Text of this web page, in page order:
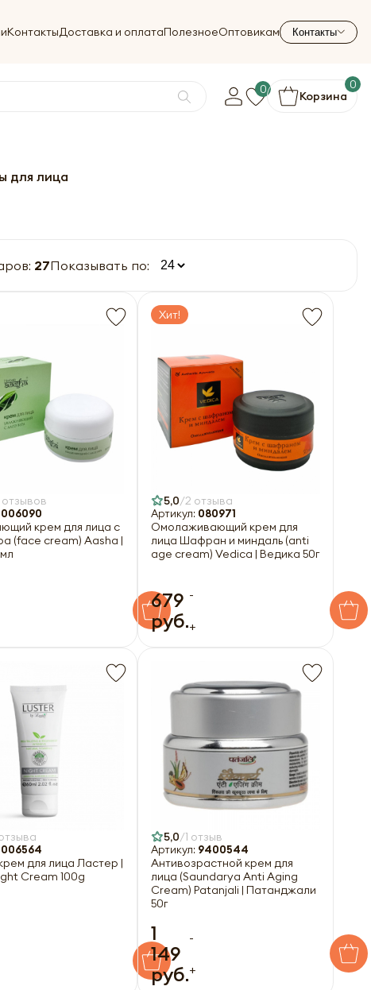
КонтактыДоставка и оплатаПолезноеОптовикам Контакты
0 Корзина
0
для лица
27Показывать по:
отзывов
006090
крем для лица с
(face cream) Aasha |
Хит!
5,0 2 отзыва
Артикул: 080971
Омолаживающий крем для
лица Шафран и миндаль (anti
age cream) Vedica | Ведика 50г
679
руб.
-
+
006564
для лица Ластер |
Cream 100g
5,0 1 отзыв
Артикул: 9400544
Антивозрастной крем для
лица (Saundarya Anti Aging
Cream) Patanjali | Патанджали
50г
1
149
руб.
-
+